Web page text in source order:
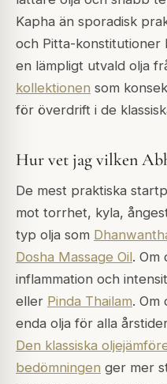
Kapha än sporadisk
och Pitta-konstitutioner
en lämpligt utvald olja
kollektionen som
för överdrift i de
Hur vet jag vilken
De mest praktiska
mot torrhet, kyla,
typ olja som
Dosha Massage Oil. Om
inflammation och
eller Pinda Thailam. Om
enda olja för alla
Den klassiska
bedömningen ger mer